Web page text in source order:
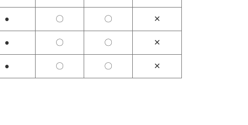
● 〇 〇 ✕
● 〇 〇 ✕
● 〇 〇 ✕